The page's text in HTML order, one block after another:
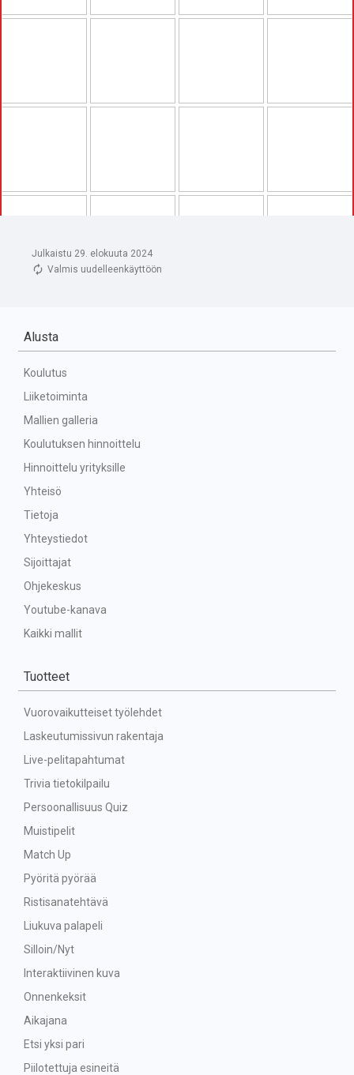
Julkaistu 29. elokuuta 2024
Valmis uudelleenkäyttöön
Alusta
Koulutus
Liiketoiminta
Mallien galleria
Koulutuksen hinnoittelu
Hinnoittelu yrityksille
Yhteisö
Tietoja
Yhteystiedot
Sijoittajat
Ohjekeskus
Youtube-kanava
Kaikki mallit
Tuotteet
Vuorovaikutteiset työlehdet
Laskeutumissivun rakentaja
Live-pelitapahtumat
Trivia tietokilpailu
Persoonallisuus Quiz
Muistipelit
Match Up
Pyöritä pyörää
Ristisanatehtävä
Liukuva palapeli
Silloin/Nyt
Interaktiivinen kuva
Onnenkeksit
Aikajana
Etsi yksi pari
Piilotettuja esineitä